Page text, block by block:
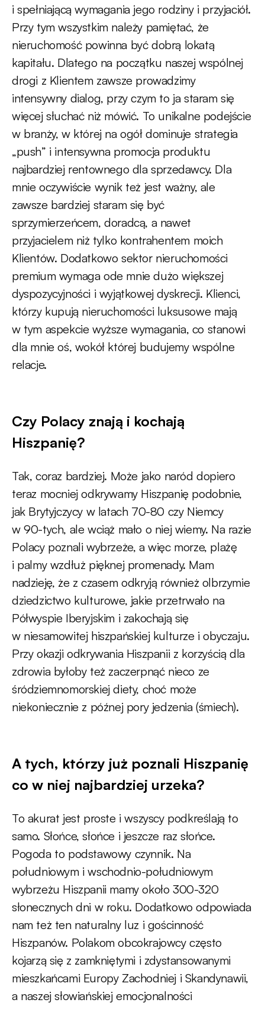
i spełniającą wymagania jego rodziny i przyjaciół.
Przy tym wszystkim należy pamiętać, że
nieruchomość powinna być dobrą lokatą
kapitału. Dlatego na początku naszej wspólnej
drogi z Klientem zawsze prowadzimy
intensywny dialog, przy czym to ja staram się
więcej słuchać niż mówić. To unikalne podejście
w branży, w której na ogół dominuje strategia
„push” i intensywna promocja produktu
najbardziej rentownego dla sprzedawcy. Dla
mnie oczywiście wynik też jest ważny, ale
zawsze bardziej staram się być
sprzymierzeńcem, doradcą, a nawet
przyjacielem niż tylko kontrahentem moich
Klientów. Dodatkowo sektor nieruchomości
premium wymaga ode mnie dużo większej
dyspozycyjności i wyjątkowej dyskrecji. Klienci,
którzy kupują nieruchomości luksusowe mają
w tym aspekcie wyższe wymagania, co stanowi
dla mnie oś, wokół której budujemy wspólne
relacje.
Czy Polacy znają i kochają
Hiszpanię?
Tak, coraz bardziej. Może jako naród dopiero
teraz mocniej odkrywamy Hiszpanię podobnie,
jak Brytyjczycy w latach 70-80 czy Niemcy
w 90-tych, ale wciąż mało o niej wiemy. Na razie
Polacy poznali wybrzeże, a więc morze, plażę
i palmy wzdłuż pięknej promenady. Mam
nadzieję, że z czasem odkryją również olbrzymie
dziedzictwo kulturowe, jakie przetrwało na
Półwyspie Iberyjskim i zakochają się
w niesamowitej hiszpańskiej kulturze i obyczaju.
Przy okazji odkrywania Hiszpanii z korzyścią dla
zdrowia byłoby też zaczerpnąć nieco ze
śródziemnomorskiej diety, choć może
niekoniecznie z późnej pory jedzenia (śmiech).
A tych, którzy już poznali Hiszpanię
co w niej najbardziej urzeka?
To akurat jest proste i wszyscy podkreślają to
samo. Słońce, słońce i jeszcze raz słońce.
Pogoda to podstawowy czynnik. Na
południowym i wschodnio-południowym
wybrzeżu Hiszpanii mamy około 300-320
słonecznych dni w roku. Dodatkowo odpowiada
nam też ten naturalny luz i gościnność
Hiszpanów. Polakom obcokrajowcy często
kojarzą się z zamkniętymi i zdystansowanymi
mieszkańcami Europy Zachodniej i Skandynawii,
a naszej słowiańskiej emocjonalności